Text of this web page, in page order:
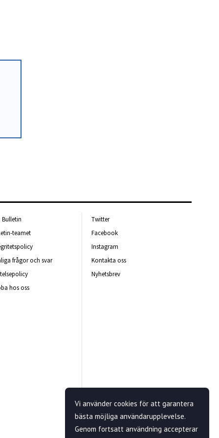
Bulletin
teamet
frågor och svar
hos oss
Twitter
Facebook
Instagram
Kontakta oss
Nyhetsbrev
Vi använder cookies för att garantera
bästa möjliga användarupplevelse.
Genom fortsatt användning accepterar